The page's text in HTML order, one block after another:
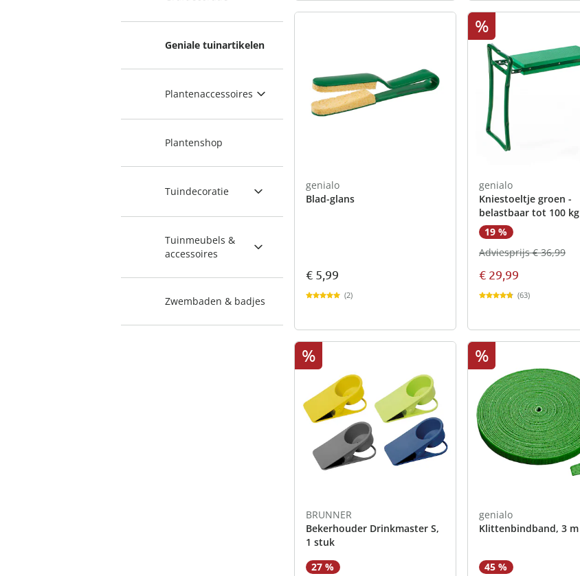
Geniale tuinartikelen
Plantenaccessoires
Plantenshop
Tuindecoratie
Tuinmeubels &
accessoires
Zwembaden & badjes
genialo
Blad-glans
€ 5,99
(2)
%
genialo
Kniestoeltje groen -
belastbaar tot 100 kg
19 %
€ 29,99
Adviesprijs € 36,99
(63)
%
BRUNNER
Bekerhouder Drinkmaster S,
1 stuk
27 %
%
genialo
Klittenbindband, 3 m
45 %